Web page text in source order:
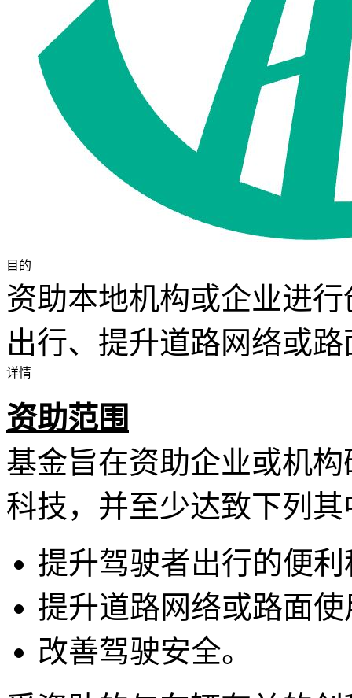
目的
资助本地机构或企业进
出行、提升道路网络或
详情
资助范围
基金旨在资助企业或机
科技，并至少达致下列
提升驾驶者出行的便
提升道路网络或路面
改善驾驶安全。